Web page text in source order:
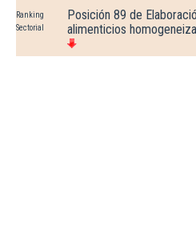
Ranking
Sectorial
Posición 89 de
alimenticios